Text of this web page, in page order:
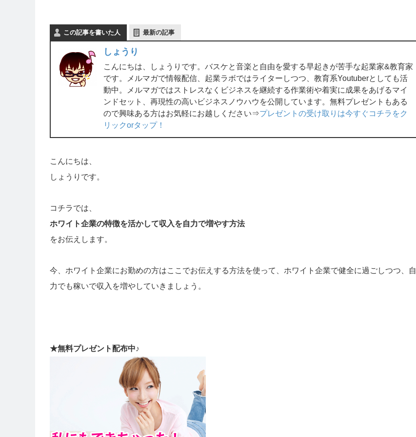
この記事を書いた人 最新の記事
しょうり
こんにちは、しょうりです。バスケと音楽と自由を愛する早起きが苦手な起業家&教育家
です。メルマガで情報配信、起業ラボではライターしつつ、教育系Youtuberとしても活
動中。メルマガではストレスなくビジネスを継続する作業術や着実に成果をあげるマイ
ンドセット、再現性の高いビジネスノウハウを公開しています。無料プレゼントもある
ので興味ある方はお気軽にお越しください⇒プレゼントの受け取りは今すぐコチラをク
リックorタップ！
こんにちは、
しょうりです。
コチラでは、
ホワイト企業の特徴を活かして収入を自力で増やす方法
をお伝えします。
今、ホワイト企業にお勤めの方はここでお伝えする方法を使って、ホワイト企業で健全に過ごしつつ、自
力でも稼いで収入を増やしていきましょう。
★無料プレゼント配布中♪